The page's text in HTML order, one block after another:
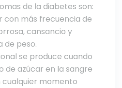
de la diabetes son:
con más frecuencia de
cansancio y
de peso.
se produce cuando
de azúcar en la sangre
momento